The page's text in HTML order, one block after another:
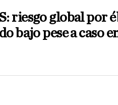
riesgo global por
bajo pese a caso